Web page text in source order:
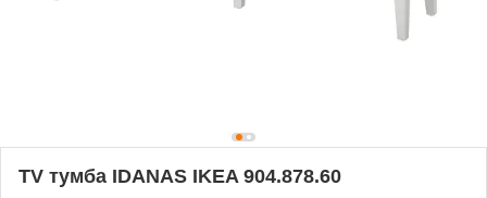
TV тумба IDANAS IKEA 904.878.60